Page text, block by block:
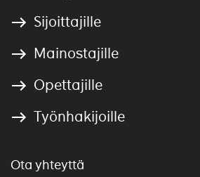
Sijoittajille
Mainostajille
Opettajille
Työnhakijoille
Ota yhteyttä